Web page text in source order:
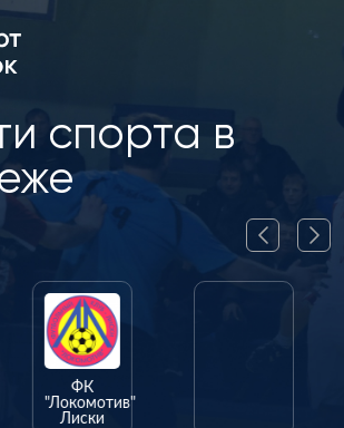
спорта в
ФК
"Локомотив"
Лиски